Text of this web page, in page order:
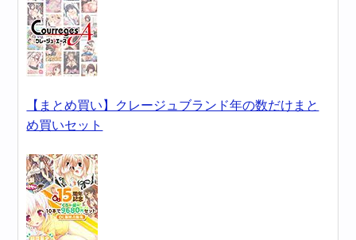
【まとめ買い】クレージュブランド年の数だけまと
め買いセット